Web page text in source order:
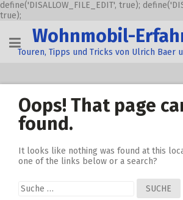
define('DISALLOW_FILE_EDIT', true);
true);
content
Wohnmobil-
Touren, Tipps und Tricks von Ulrich Baer
Oops! That page
found.
It looks like nothing was found at this
one of the links below or a search?
Suche
nach: